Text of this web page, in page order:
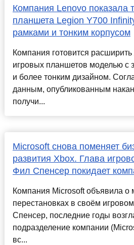
Компания Lenovo показала
планшета Legion Y700
рамками и тонким корпусом
Компания готовится
игровых планшетов моделью с
и более тонким дизайном.
данным, опубликованным
получи...
Microsoft снова поменяет
развития Xbox. Глава
Фил Спенсер покидает
Компания Microsoft объявила о
перестановках в своём
Спенсер, последние годы
подразделение компании
вс...